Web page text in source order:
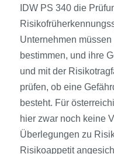
IDW PS 340 die
Unternehmen
bestimmen, und ihre
und mit der
prüfen, ob eine
besteht. Für
hier zwar noch keine
Überlegungen zu
Risikoappetit